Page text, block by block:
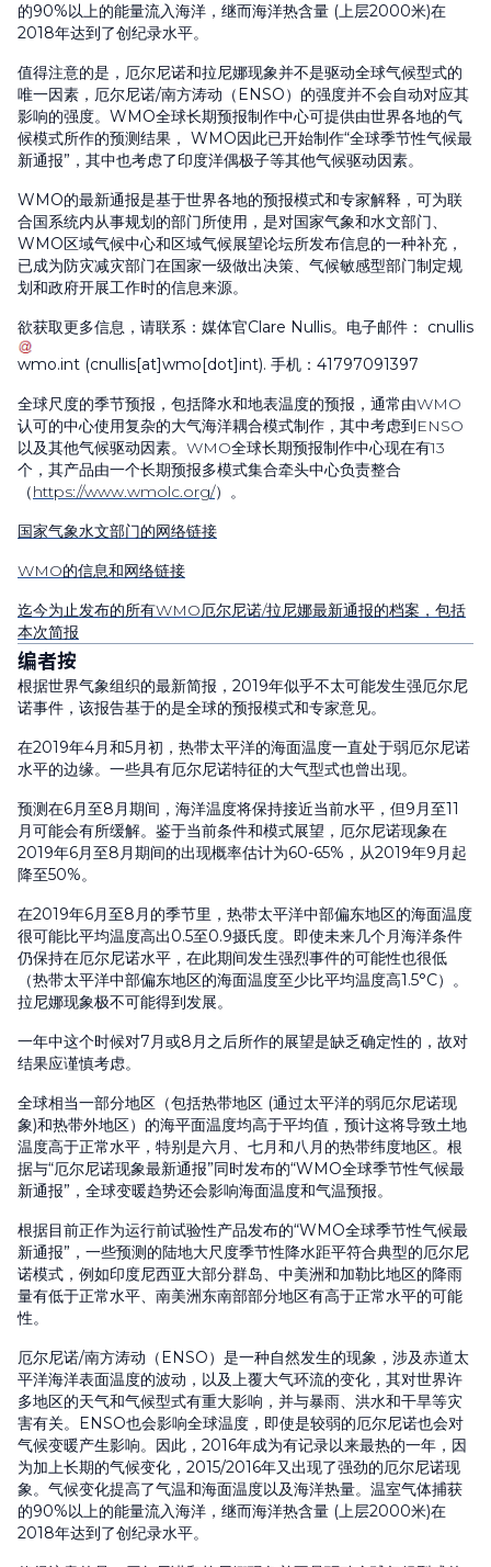
的90%以上的能量流入海洋，继而海洋热含量 (上层2000米)在
2018年达到了创纪录水平。
值得注意的是，厄尔尼诺和拉尼娜现象并不是驱动全球气候型式的
唯一因素，厄尔尼诺/南方涛动（ENSO）的强度并不会自动对应其
影响的强度。WMO全球长期预报制作中心可提供由世界各地的气
候模式所作的预测结果， WMO因此已开始制作“全球季节性气候最
新通报”，其中也考虑了印度洋偶极子等其他气候驱动因素。
WMO的最新通报是基于世界各地的预报模式和专家解释，可为联
合国系统内从事规划的部门所使用，是对国家气象和水文部门、
WMO区域气候中心和区域气候展望论坛所发布信息的一种补充，
已成为防灾减灾部门在国家一级做出决策、气候敏感型部门制定规
划和政府开展工作时的信息来源。
欲获取更多信息，请联系：媒体官Clare Nullis。电子邮件： cnullis
wmo.int (cnullis[at]wmo[dot]int). 手机：41797091397
全球尺度的季节预报，包括降水和地表温度的预报，通常由WMO
认可的中心使用复杂的大气海洋耦合模式制作，其中考虑到ENSO
以及其他气候驱动因素。 WMO全球长期预报制作中心现在有13
个，其产品由一个长期预报多模式集合牵头中心负责整合
（https://www.wmolc.org/）。
国家气象水文部门的网络链接
WMO的信息和网络链接
迄今为止发布的所有WMO厄尔尼诺/拉尼娜最新通报的档案，包括
本次简报
编者按
根据世界气象组织的最新简报，2019年似乎不太可能发生强厄尔尼
诺事件，该报告基于的是全球的预报模式和专家意见。
在2019年4月和5月初，热带太平洋的海面温度一直处于弱厄尔尼诺
水平的边缘。一些具有厄尔尼诺特征的大气型式也曾出现。
预测在6月至8月期间，海洋温度将保持接近当前水平，但9月至11
月可能会有所缓解。鉴于当前条件和模式展望，厄尔尼诺现象在
2019年6月至8月期间的出现概率估计为60-65%，从2019年9月起
降至50%。
在2019年6月至8月的季节里，热带太平洋中部偏东地区的海面温度
很可能比平均温度高出0.5至0.9摄氏度。即使未来几个月海洋条件
仍保持在厄尔尼诺水平，在此期间发生强烈事件的可能性也很低
（热带太平洋中部偏东地区的海面温度至少比平均温度高1.5°C）。
拉尼娜现象极不可能得到发展。
一年中这个时候对7月或8月之后所作的展望是缺乏确定性的，故对
结果应谨慎考虑。
全球相当一部分地区（包括热带地区 (通过太平洋的弱厄尔尼诺现
象)和热带外地区）的海平面温度均高于平均值，预计这将导致土地
温度高于正常水平，特别是六月、七月和八月的热带纬度地区。根
据与“厄尔尼诺现象最新通报”同时发布的“WMO全球季节性气候最
新通报”，全球变暖趋势还会影响海面温度和气温预报。
根据目前正作为运行前试验性产品发布的“WMO全球季节性气候最
新通报”，一些预测的陆地大尺度季节性降水距平符合典型的厄尔尼
诺模式，例如印度尼西亚大部分群岛、中美洲和加勒比地区的降雨
量有低于正常水平、南美洲东南部部分地区有高于正常水平的可能
性。
厄尔尼诺/南方涛动（ENSO）是一种自然发生的现象，涉及赤道太
平洋海洋表面温度的波动，以及上覆大气环流的变化，其对世界许
多地区的天气和气候型式有重大影响，并与暴雨、洪水和干旱等灾
害有关。ENSO也会影响全球温度，即使是较弱的厄尔尼诺也会对
气候变暖产生影响。因此，2016年成为有记录以来最热的一年，因
为加上长期的气候变化，2015/2016年又出现了强劲的厄尔尼诺现
象。气候变化提高了气温和海面温度以及海洋热量。温室气体捕获
的90%以上的能量流入海洋，继而海洋热含量 (上层2000米)在
2018年达到了创纪录水平。